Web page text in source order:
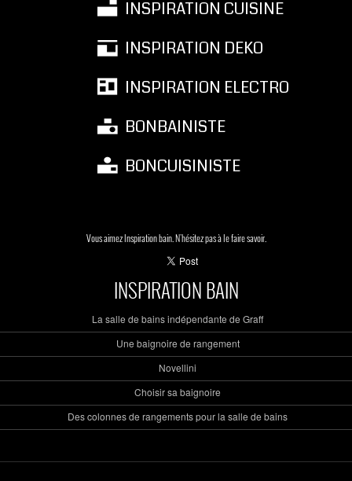
INSPIRATION CUISINE
INSPIRATION DEKO
INSPIRATION ELECTRO
BONBAINISTE
BONCUISINISTE
Vous aimez Inspiration bain. N'hésitez pas à le faire savoir.
INSPIRATION BAIN
La salle de bains indépendante de Graff
Une baignoire de rangement
Novellini
Choisir sa baignoire
Des colonnes de rangements pour la salle de bains